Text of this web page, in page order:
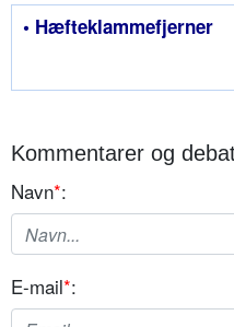
• Hæfteklammefjerner
Kommentarer og
Navn*:
E-mail*: